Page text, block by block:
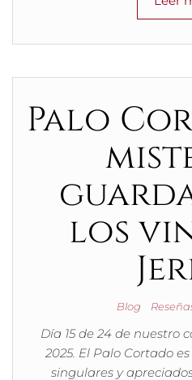
Palo
los
Blog
Día 15 de 24 de nuestro
2025. El Palo Cortado
singulares y